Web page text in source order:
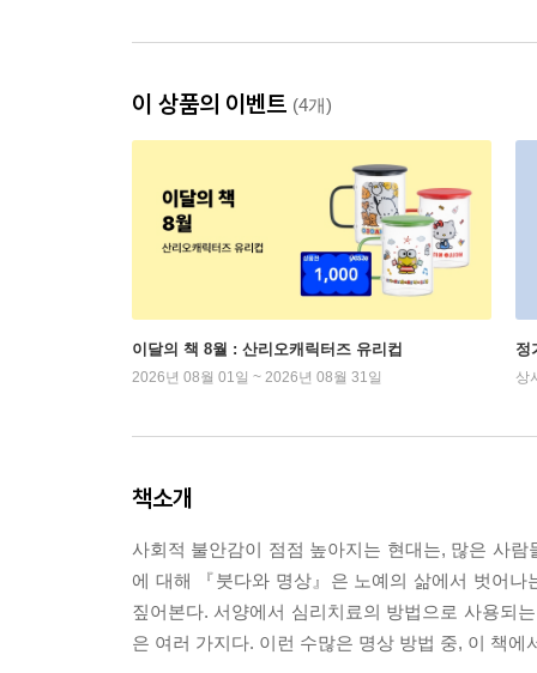
이 상품의 이벤트 (4개)
이달의 책 8월 : 산리오캐릭터즈 유리컵
2026년 08월 01일 ~ 2026년 08월 31일
정
상
책소개
사회적 불안감이 점점 높아지는 현대는, 많은 사
에 대해 『붓다와 명상』은 노예의 삶에서 벗어
짚어본다. 서양에서 심리치료의 방법으로 사용되
은 여러 가지다. 이런 수많은 명상 방법 중, 이 책